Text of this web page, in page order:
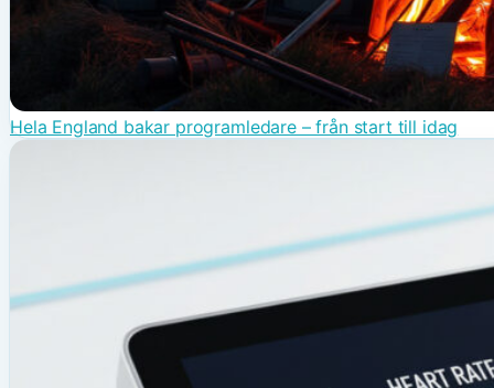
Hela England bakar programledare – från start till idag